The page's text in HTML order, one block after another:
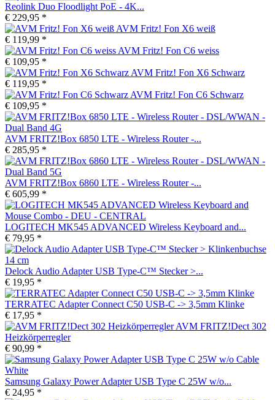
Reolink Duo Floodlight PoE - 4K...
€ 229,95 *
AVM Fritz! Fon X6 weiß
€ 119,99 *
AVM Fritz! Fon C6 weiss
€ 109,95 *
AVM Fritz! Fon X6 Schwarz
€ 119,95 *
AVM Fritz! Fon C6 Schwarz
€ 109,95 *
AVM FRITZ!Box 6850 LTE - Wireless Router -...
€ 285,95 *
AVM FRITZ!Box 6860 LTE - Wireless Router -...
€ 605,99 *
LOGITECH MK545 ADVANCED Wireless Keyboard and...
€ 79,95 *
Delock Audio Adapter USB Type-C™ Stecker >...
€ 19,95 *
TERRATEC Adapter Connect C50 USB-C -> 3,5mm Klinke
€ 17,95 *
AVM FRITZ!Dect 302
Heizkörperregler
€ 90,99 *
Samsung Galaxy Power Adapter USB Type C 25W w/o...
€ 24,95 *